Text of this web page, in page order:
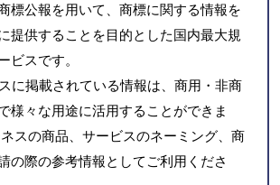
標公報を用いて、商標に関する情報を
提供することを目的とした国内最大規
ビスです。
に掲載されている情報は、商用・非商
様々な用途に活用することができま
スの商品、サービスのネーミング、商
の際の参考情報としてご利用くださ